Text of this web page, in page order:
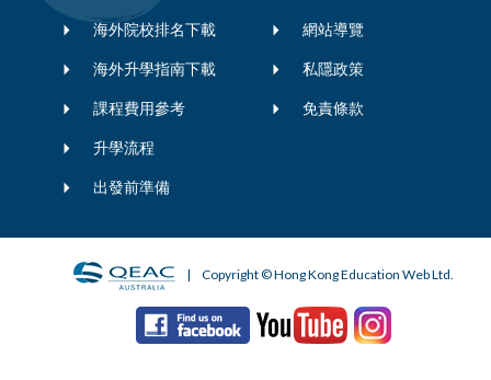
海外院校排名下載
海外升學指南下載
課程費用參考
升學流程
出發前準備
網站導覽
私隱政策
免責條款
| Copyright © Hong Kong Education Web Ltd.